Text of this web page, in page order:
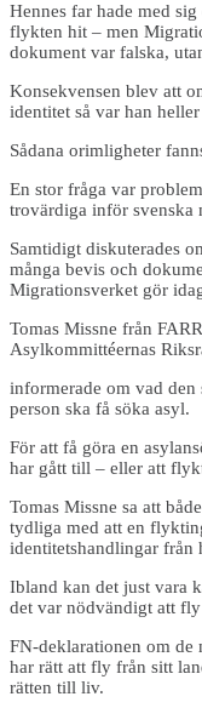
Hennes far hade med
flykten hit – men
dokument var falska,
Konsekvensen blev att
identitet så var han
Sådana orimligheter
En stor fråga var
trovärdiga inför svenska
Samtidigt diskuterades
många bevis och
Migrationsverket gör
Tomas Missne från
Asylkommittéernas
informerade om vad den
person ska få söka asyl.
För att få göra en
har gått till – eller att
Tomas Missne sa att
tydliga med att en
identitetshandlingar från
Ibland kan det just vara
det var nödvändigt att
FN-deklarationen om de
har rätt att fly från sitt
rätten till liv.